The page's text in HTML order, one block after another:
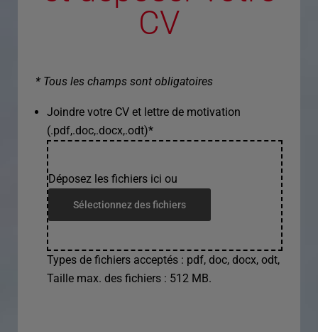
CV
* Tous les champs sont obligatoires
Joindre votre CV et lettre de motivation
(.pdf,.doc,.docx,.odt)*
Déposez les fichiers ici ou
Sélectionnez des fichiers
Types de fichiers acceptés : pdf, doc, docx, odt,
Taille max. des fichiers : 512 MB.